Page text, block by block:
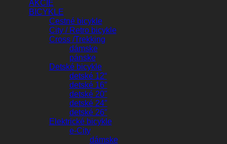
AKCIE
BICYKLE
Cestné bicykle
City / Retro bicykle
Cross /Trekking
dámske
pánske
Detské bicykle
detské 12“
detské 16″
detské 20"
detské 24″
detské 26″
Elektrické bicykle
e-City
dámske